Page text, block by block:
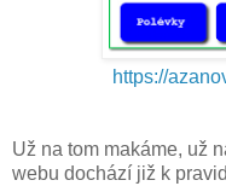
https://
Už na tom makáme, už
webu dochází již k